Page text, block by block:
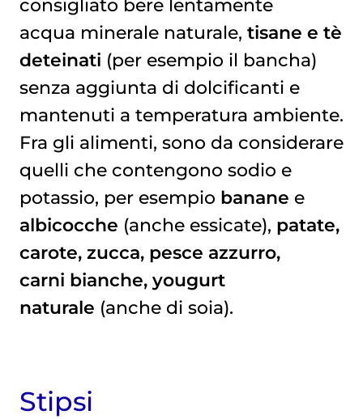
consigliato bere lentamente
acqua minerale naturale, tisane e tè
deteinati (per esempio il bancha)
senza aggiunta di dolcificanti e
mantenuti a temperatura ambiente.
Fra gli alimenti, sono da considerare
quelli che contengono sodio e
potassio, per esempio banane e
albicocche (anche essicate), patate,
carote, zucca, pesce azzurro,
carni bianche, yougurt
naturale (anche di soia).
Stipsi